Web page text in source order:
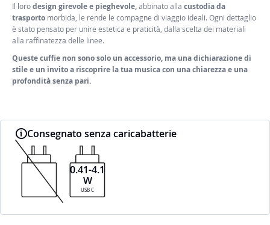
Il lorodesign girevole e pieghevole,abbinato alla custodia da
trasporto morbida, le rende le compagne di viaggio ideali. Ogni dettaglio
è stato pensato per unire estetica e praticità, dalla scelta dei materiali
alla raffinatezza delle linee.
Queste cuffie non sono solo un accessorio, ma una dichiarazione di
stile e un invito a riscoprire la tua musica con una chiarezza e una
profondità senza pari.
Consegnato senza caricabatterie
0.41-4.1
W
USB C